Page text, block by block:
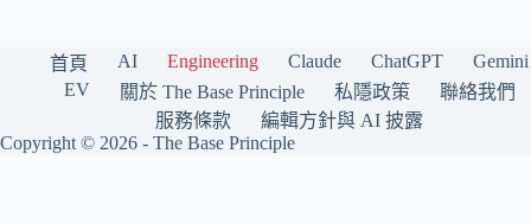
首頁 AI Engineering Claude ChatGPT
Gemini
EV
關於 The Base Principle 私隱政策
聯絡我們
服務條款
編輯方針與 AI 披露
Copyright © 2026 - The Base Principle